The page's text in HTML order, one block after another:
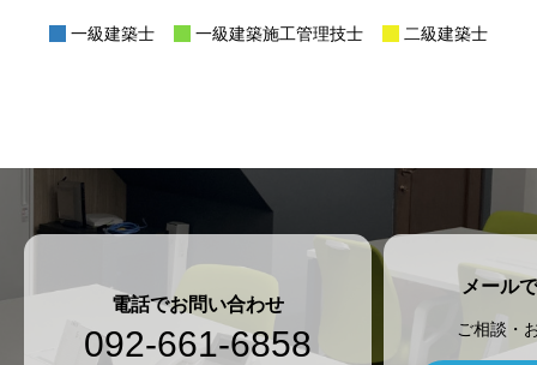
一級建築士 一級建築施工管理技士 二級建築士
電話でお問い合わせ
092-661-6858
メール
ご相談・